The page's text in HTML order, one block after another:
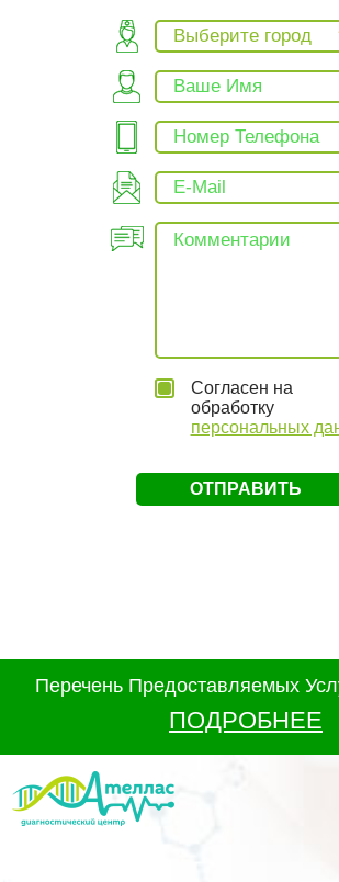
Выберите город
Согласен на
обработку
персональных
Перечень Предоставляемых
ПОДРОБНЕЕ